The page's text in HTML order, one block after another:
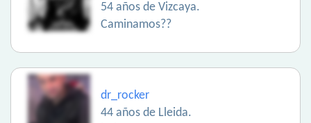
54 años de Vizcaya.
Caminamos??
dr_rocker
44 años de Lleida.